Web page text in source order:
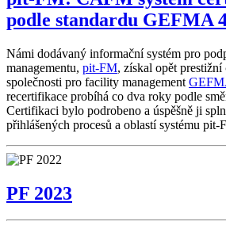
podle standardu GEFMA
Námi dodávaný informační systém pro
managementu, pit-FM, získal opět
společnosti pro facility management
recertifikace probíhá co dva roky podle
Certifikaci bylo podrobeno a úspěšně ji
přihlášených procesů a oblastí systému pit-
PF 2023